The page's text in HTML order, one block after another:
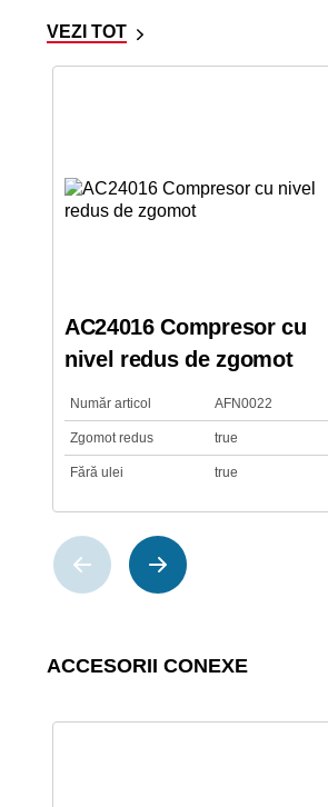
VEZI TOT
AC24016 Compresor cu
nivel redus de zgomot
Număr articol AFN0022
Zgomot redus true
Fără ulei true
ACCESORII CONEXE